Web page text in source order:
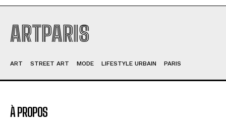
ARTPARIS
ART STREET ART MODE LIFESTYLE URBAIN PARIS
À PROPOS